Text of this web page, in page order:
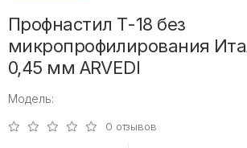
Профнастил Т-18 без
микропрофилирования
0,45 мм ARVEDI
Модель:
0 отзывов